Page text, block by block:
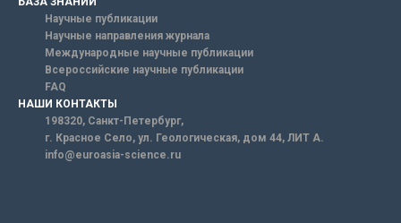
Научные публикации
Научные направления журнала
Международные научные публикации
Всероссийские научные публикации
FAQ
НАШИ КОНТАКТЫ
198320, Санкт-Петербург,
г. Красное Село, ул. Геологическая, дом 44, ЛИТ А.
info@euroasia-science.ru